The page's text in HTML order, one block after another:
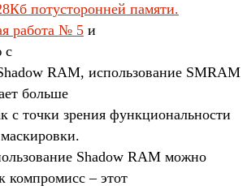
потусторонней памяти.
работа № 5 и
с
RAM, использование SMRAM
больше
с точки зрения функциональности
Shadow RAM можно
компромисс – этот